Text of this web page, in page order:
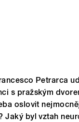
Petrarca
s pražským
oslovit
Jaký byl vztah